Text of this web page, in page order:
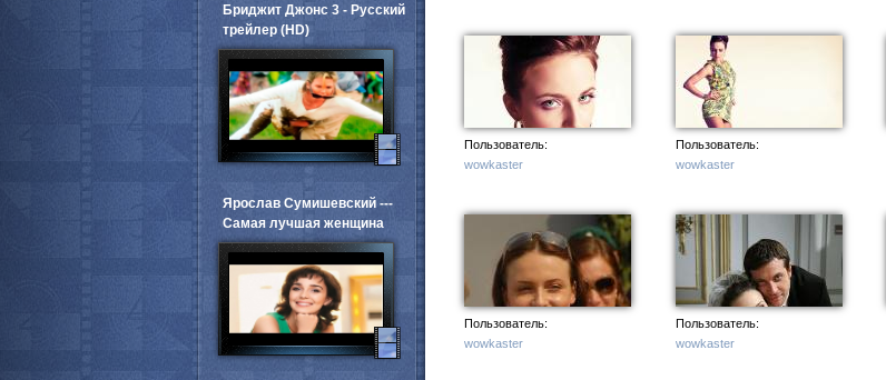
Пользователь:
wowkaster
Пользователь:
wowkaster
Пользователь:
wowkaster
Пользователь:
wowkaster
Бриджит Джонс 3 - Русский
трейлер (HD)
Ярослав Сумишевский ---
Самая лучшая женщина